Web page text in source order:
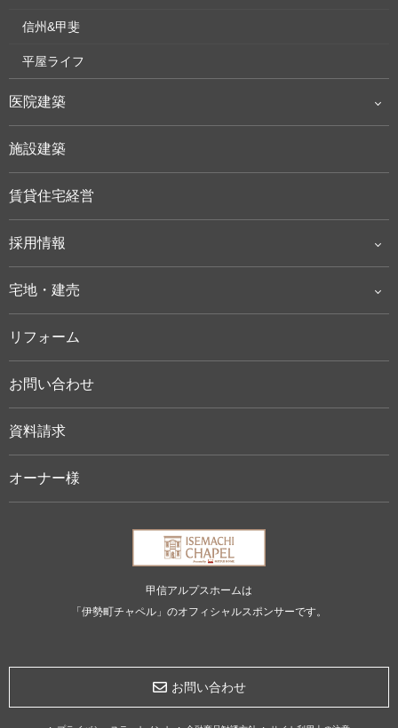
信州&甲斐
平屋ライフ
医院建築
施設建築
賃貸住宅経営
採用情報
宅地・建売
リフォーム
お問い合わせ
資料請求
オーナー様
甲信アルプスホームは
「伊勢町チャペル」のオフィシャルスポンサーです。
お問い合わせ